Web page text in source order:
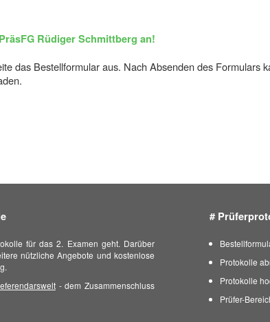
Rüdiger Schmittberg an!
das Bestellformular aus. Nach Absenden des Formulars
für das 2. Examen geht. Darüber
nützliche Angebote und kostenlose
- dem Zusammenschluss
#
Protokolle
Protokolle
Prüfer-